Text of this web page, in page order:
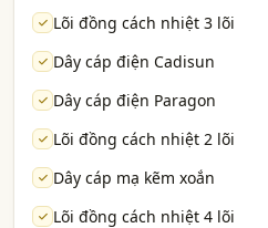
Lõi đồng cách nhiệt 3 lõi
Dây cáp điện Cadisun
Dây cáp điện Paragon
Lõi đồng cách nhiệt 2 lõi
Dây cáp mạ kẽm xoắn
Lõi đồng cách nhiệt 4 lõi